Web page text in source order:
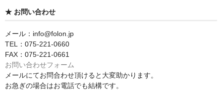
★ お問い合わせ
メール：info@folon.jp
TEL：075-221-0660
FAX：075-221-0661
お問い合わせフォーム
メールにてお問合わせ頂けると大変助かります。
お急ぎの場合はお電話でも結構です。